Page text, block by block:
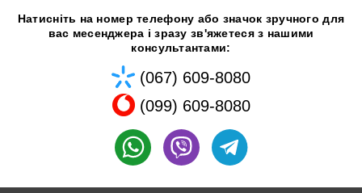
Натисніть на номер телефону або значок зручного для
вас месенджера і зразу зв'яжетеся з нашими
консультантами:
(067) 609-8080
(099) 609-8080